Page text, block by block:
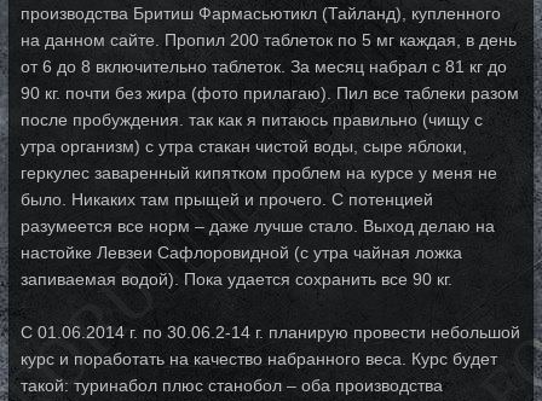
производства Бритиш Фармасьютикл (Тайланд), купленного
на данном сайте. Пропил 200 таблеток по 5 мг каждая, в день
от 6 до 8 включительно таблеток. За месяц набрал с 81 кг до
90 кг. почти без жира (фото прилагаю). Пил все таблеки разом
после пробуждения. так как я питаюсь правильно (чищу с
утра организм) с утра стакан чистой воды, сыре яблоки,
геркулес заваренный кипятком проблем на курсе у меня не
было. Никаких там прыщей и прочего. С потенцией
разумеется все норм – даже лучше стало. Выход делаю на
настойке Левзеи Сафлоровидной (с утра чайная ложка
запиваемая водой). Пока удается сохранить все 90 кг.
С 01.06.2014 г. по 30.06.2-14 г. планирую провести небольшой
курс и поработать на качество набранного веса. Курс будет
такой: туринабол плюс станобол – оба производства